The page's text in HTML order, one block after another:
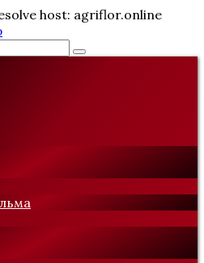
host: agriflor.online